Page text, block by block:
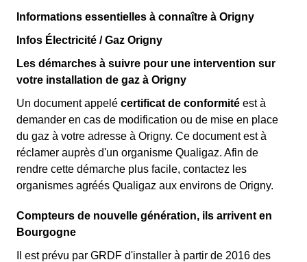
Informations essentielles à connaître à Origny
Infos Électricité / Gaz Origny
Les démarches à suivre pour une intervention sur
votre installation de gaz à Origny
Un document appelé certificat de conformité est à
demander en cas de modification ou de mise en place
du gaz à votre adresse à Origny. Ce document est à
réclamer auprès d'un organisme Qualigaz. Afin de
rendre cette démarche plus facile, contactez les
organismes agréés Qualigaz aux environs de Origny.
Compteurs de nouvelle génération, ils arrivent en
Bourgogne
Il est prévu par GRDF d'installer à partir de 2016 des